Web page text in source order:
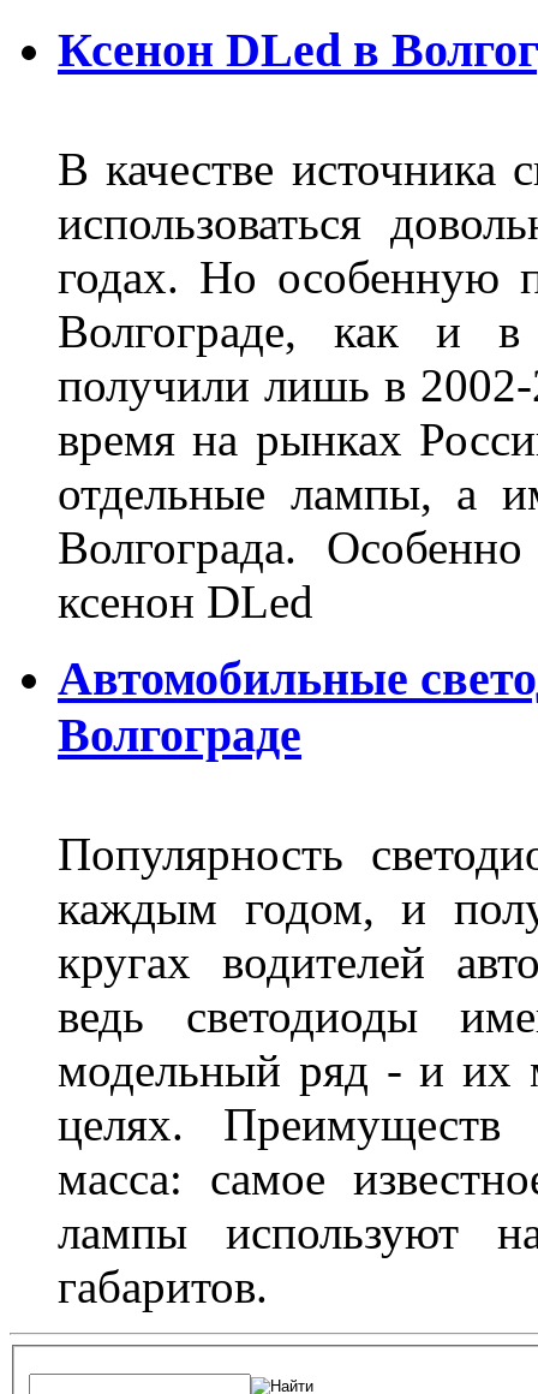
Ксенон DLed в
В качестве источника
использоваться
годах. Но особенную
Волгограде, как и
получили лишь в
время на рынках
отдельные лампы, а
Волгограда.
ксенон DLed
Автомобильные
Волгограде
Популярность
каждым годом, и
кругах водителей
ведь светодиоды
модельный ряд - и их
целях.
масса: самое
лампы используют
габаритов.